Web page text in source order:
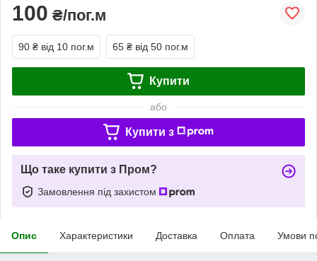
100 ₴/пог.м
90 ₴ від 10 пог.м 65 ₴ від 50 пог.м
Купити
або
Купити з
Що таке купити з Пром?
Замовлення під захистом
Опис Характеристики Доставка Оплата Умови